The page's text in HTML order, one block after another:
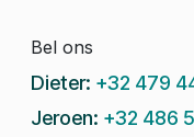
Bel ons
Dieter: +32 479
Jeroen: +32 486